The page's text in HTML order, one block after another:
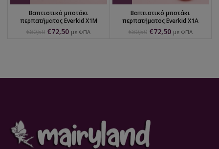
Βαπτιστικό μποτάκι
περπατήματος Everkid X1M
€80,50 €72,50 με ΦΠΑ
Βαπτιστικό μποτάκι
περπατήματος Everkid X1A
€80,50 €72,50 με ΦΠΑ